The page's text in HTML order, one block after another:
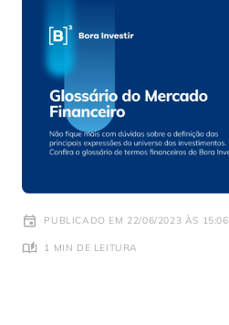
PUBLICADO EM 22/06/2023 ÀS 15:06
1 MIN DE LEITURA